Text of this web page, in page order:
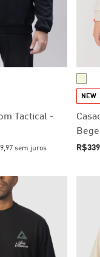
Tactical -
sem juros
NEW
Bege